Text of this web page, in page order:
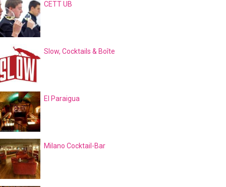
CETT UB
Slow, Cocktails & Boîte
El Paraigua
Milano Cocktail-Bar